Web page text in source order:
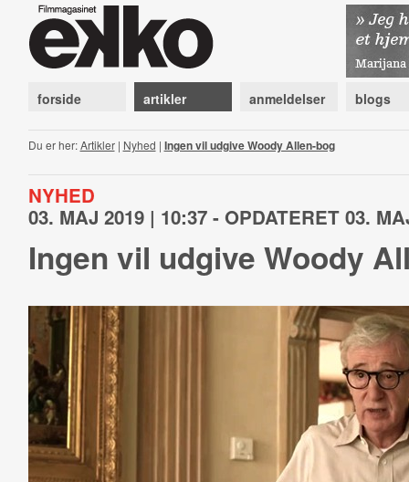
forside artikler anmeldelser blogs
Du er her:Artikler| Nyhed | Ingen vil udgive Woody Allen-bog
NYHED
03. MAJ 2019 | 10:37 - OPDATERET 03.
Ingen vil udgive Woody